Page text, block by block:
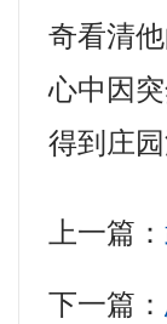
奇看清
心中因
得到庄
上一篇：
下一篇：